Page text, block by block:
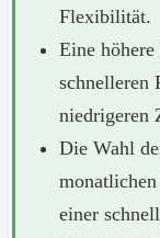
Flexibilität.
Eine
schnelleren
niedrigeren
Die Wahl
einer